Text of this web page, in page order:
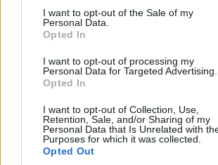
consent section.
I want to opt-out of the Sale of my
Personal Data.
Opted In
I want to opt-out of processing my
Personal Data for Targeted Advertising.
Opted In
I want to opt-out of Collection, Use,
Retention, Sale, and/or Sharing of my
Personal Data that Is Unrelated with
Purposes for which it was collected.
Opted Out
Gazdaság
2023. július 28. 10:27
14 áruházát adta el a magyar
nyereséges